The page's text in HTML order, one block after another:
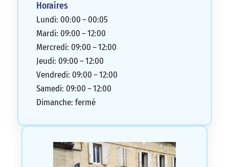
Horaires
Lundi: 00:00 – 00:05
Mardi: 09:00 – 12:00
Mercredi: 09:00 – 12:00
Jeudi: 09:00 – 12:00
Vendredi: 09:00 – 12:00
Samedi: 09:00 – 12:00
Dimanche: fermé